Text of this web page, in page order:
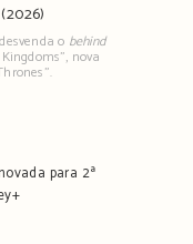
o behind
nova
para 2ª